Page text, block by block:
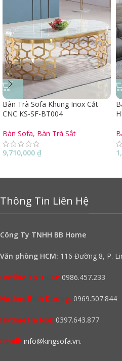
Bàn Trà Sofa Khung Inox Cắt
CNC KS-SF-BT004
Bàn Sofa, Bàn Trà Sắt
9,710,000 ₫
Thông Tin Liên Hệ
Công Ty TNHH BB Home
Văn phòng HCM: 116 Đường 8, P.
Hotline Tp. HCM: 0986.457.233
Hotline Bình Dương: 0969.507.844
Hotline Hà Nội: 0397.643.877
Email: info@kingsofa.vn.